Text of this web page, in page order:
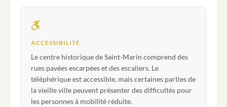
ACCESSIBILITÉ
Le centre historique de Saint-Marin comprend des
rues pavées escarpées et des escaliers. Le
téléphérique est accessible, mais certaines parties de
la vieille ville peuvent présenter des difficultés pour
les personnes à mobilité réduite.